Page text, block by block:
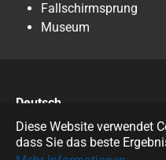
Diese Website verwendet
dass Sie das beste
Fallschirmsprung
Museum
Deutsch
English
© 2023Flugplatz